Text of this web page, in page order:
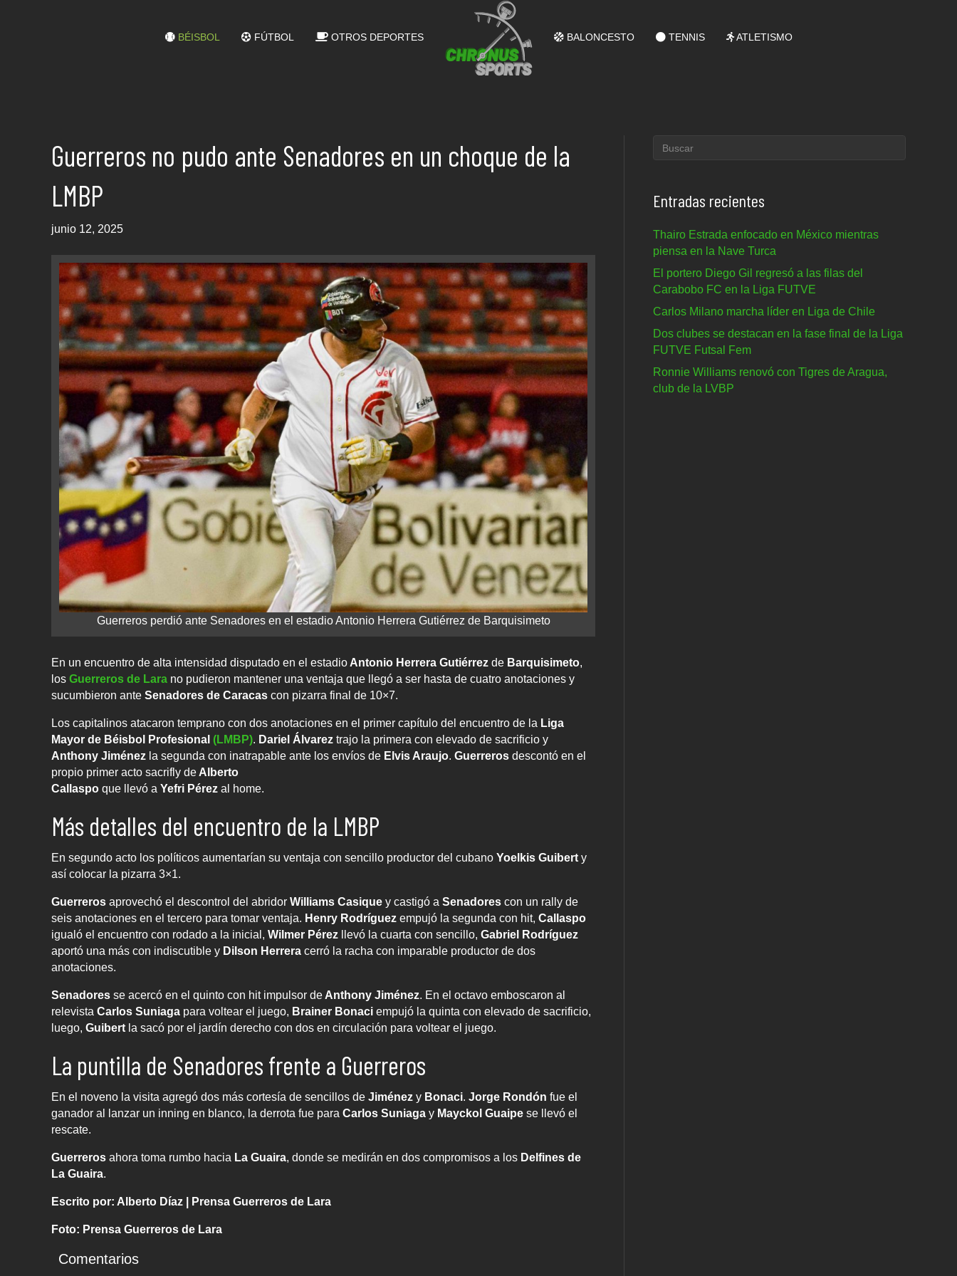
BÉISBOL FÚTBOL OTROS DEPORTES BALONCESTO TENNIS ATLETISMO
Guerreros no pudo ante Senadores en un choque de la
LMBP
junio 12, 2025
Guerreros perdió ante Senadores en el estadio Antonio Herrera Gutiérrez de Barquisimeto
En un encuentro de alta intensidad disputado en el estadio Antonio Herrera Gutiérrez de Barquisimeto,
los Guerreros de Lara no pudieron mantener una ventaja que llegó a ser hasta de cuatro anotaciones y
sucumbieron ante Senadores de Caracas con pizarra final de 10×7.
Los capitalinos atacaron temprano con dos anotaciones en el primer capítulo del encuentro de la Liga
Mayor de Béisbol Profesional (LMBP). Dariel Álvarez trajo la primera con elevado de sacrificio y
Anthony Jiménez la segunda con inatrapable ante los envíos de Elvis Araujo. Guerreros descontó en el
propio primer acto sacrifly de Alberto
Callaspo que llevó a Yefri Pérez al home.
Más detalles del encuentro de la LMBP
En segundo acto los políticos aumentarían su ventaja con sencillo productor del cubano Yoelkis Guibert y
así colocar la pizarra 3×1.
Guerreros aprovechó el descontrol del abridor Williams Casique y castigó a Senadores con un rally de
seis anotaciones en el tercero para tomar ventaja. Henry Rodríguez empujó la segunda con hit, Callaspo
igualó el encuentro con rodado a la inicial, Wilmer Pérez llevó la cuarta con sencillo, Gabriel Rodríguez
aportó una más con indiscutible y Dilson Herrera cerró la racha con imparable productor de dos
anotaciones.
Senadores se acercó en el quinto con hit impulsor de Anthony Jiménez. En el octavo emboscaron al
relevista Carlos Suniaga para voltear el juego, Brainer Bonaci empujó la quinta con elevado de sacrificio,
luego, Guibert la sacó por el jardín derecho con dos en circulación para voltear el juego.
La puntilla de Senadores frente a Guerreros
En el noveno la visita agregó dos más cortesía de sencillos de Jiménez y Bonaci. Jorge Rondón fue el
ganador al lanzar un inning en blanco, la derrota fue para Carlos Suniaga y Mayckol Guaipe se llevó el
rescate.
Guerreros ahora toma rumbo hacia La Guaira, donde se medirán en dos compromisos a los Delfines de
La Guaira.
Escrito por: Alberto Díaz | Prensa Guerreros de Lara
Foto: Prensa Guerreros de Lara
Comentarios
Entradas recientes
Thairo Estrada enfocado en México mientras
piensa en la Nave Turca
El portero Diego Gil regresó a las filas del
Carabobo FC en la Liga FUTVE
Carlos Milano marcha líder en Liga de Chile
Dos clubes se destacan en la fase final de la Liga
FUTVE Futsal Fem
Ronnie Williams renovó con Tigres de Aragua,
club de la LVBP